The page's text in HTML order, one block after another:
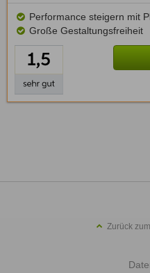
Performance steigern mit
Große Gestaltungsfreiheit
Zurück